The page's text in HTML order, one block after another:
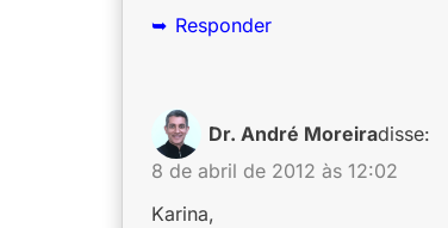
Responder
Dr. André Moreiradisse:
8 de abril de 2012 às 12:02
Karina,